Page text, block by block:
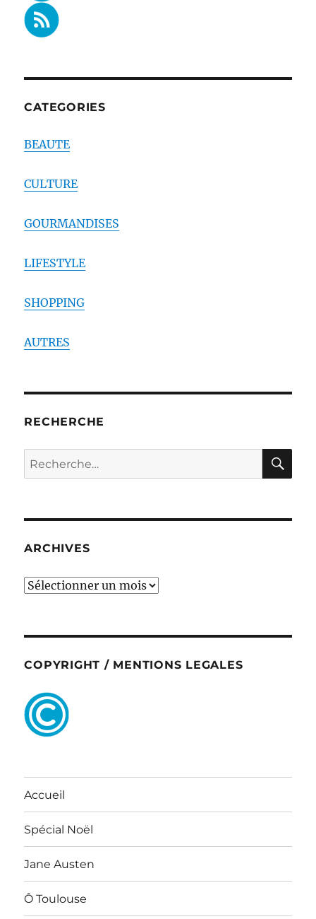
CATEGORIES
BEAUTE
CULTURE
GOURMANDISES
LIFESTYLE
SHOPPING
AUTRES
RECHERCHE
Recherche
pour :
ARCHIVES
ARCHIVES
COPYRIGHT / MENTIONS LEGALES
Accueil
Spécial Noël
Jane Austen
Ô Toulouse